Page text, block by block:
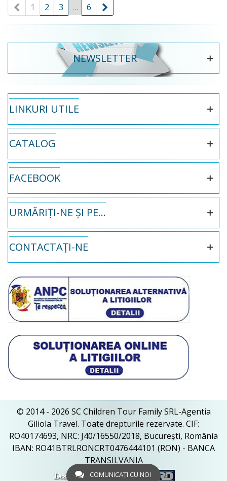
Precedent
1 2 3 … 6
NEWSLETTER
LINKURI UTILE
CATALOG
FACEBOOK
URMĂRIȚI-NE ȘI PE...
CONTACTAȚI-NE
© 2014 - 2026 SC Children Tour Family SRL-Agentia
Giliola Travel. Toate drepturile rezervate. CIF:
RO40174693, NRC: J40/16550/2018, București, România
IBAN: RO41BTRLRONCRT0476444101 (RON) - BANCA
TRANSILVANIA
COMUNICAȚI CU NOI